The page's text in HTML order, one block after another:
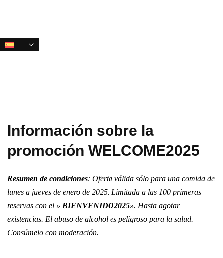
navegación
Información sobre la
promoción WELCOME2025
Resumen de condiciones: Oferta válida sólo para una comida de
lunes a jueves de enero de 2025. Limitada a las 100 primeras
reservas con el » BIENVENIDO2025». Hasta agotar
existencias. El abuso de alcohol es peligroso para la salud.
Consúmelo con moderación.